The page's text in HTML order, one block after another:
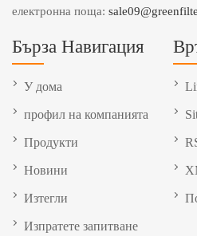
електронна поща:
Бърза Навигация
У дома
профил на компанията
Продукти
Новини
Изтегли
Изпратете запитване